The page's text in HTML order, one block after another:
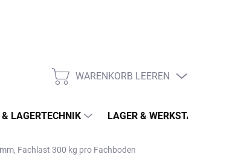
WARENKORB
WARENKORB LEEREN
LAGERTECHNIK LAGER & WERKSTATT
Fachlast 300 kg pro Fachboden